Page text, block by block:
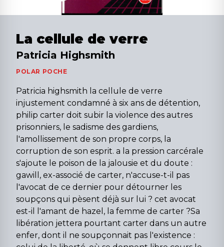
La cellule de verre
Patricia Highsmith
POLAR POCHE
Patricia highsmith la cellule de verre
injustement condamné à six ans de détention,
philip carter doit subir la violence des autres
prisonniers, le sadisme des gardiens,
l'amollissement de son propre corps, la
corruption de son esprit. a la pression carcérale
s'ajoute le poison de la jalousie et du doute :
gawill, ex-associé de carter, n'accuse-t-il pas
l'avocat de ce dernier pour détourner les
soupçons qui pèsent déjà sur lui ? cet avocat
est-il l'amant de hazel, la femme de carter ?Sa
libération jettera pourtant carter dans un autre
enfer, dont il ne soupçonnait pas l'existence :